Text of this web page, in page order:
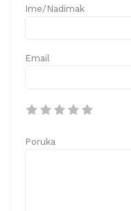
Ime/Nadimak
Email
Poruka